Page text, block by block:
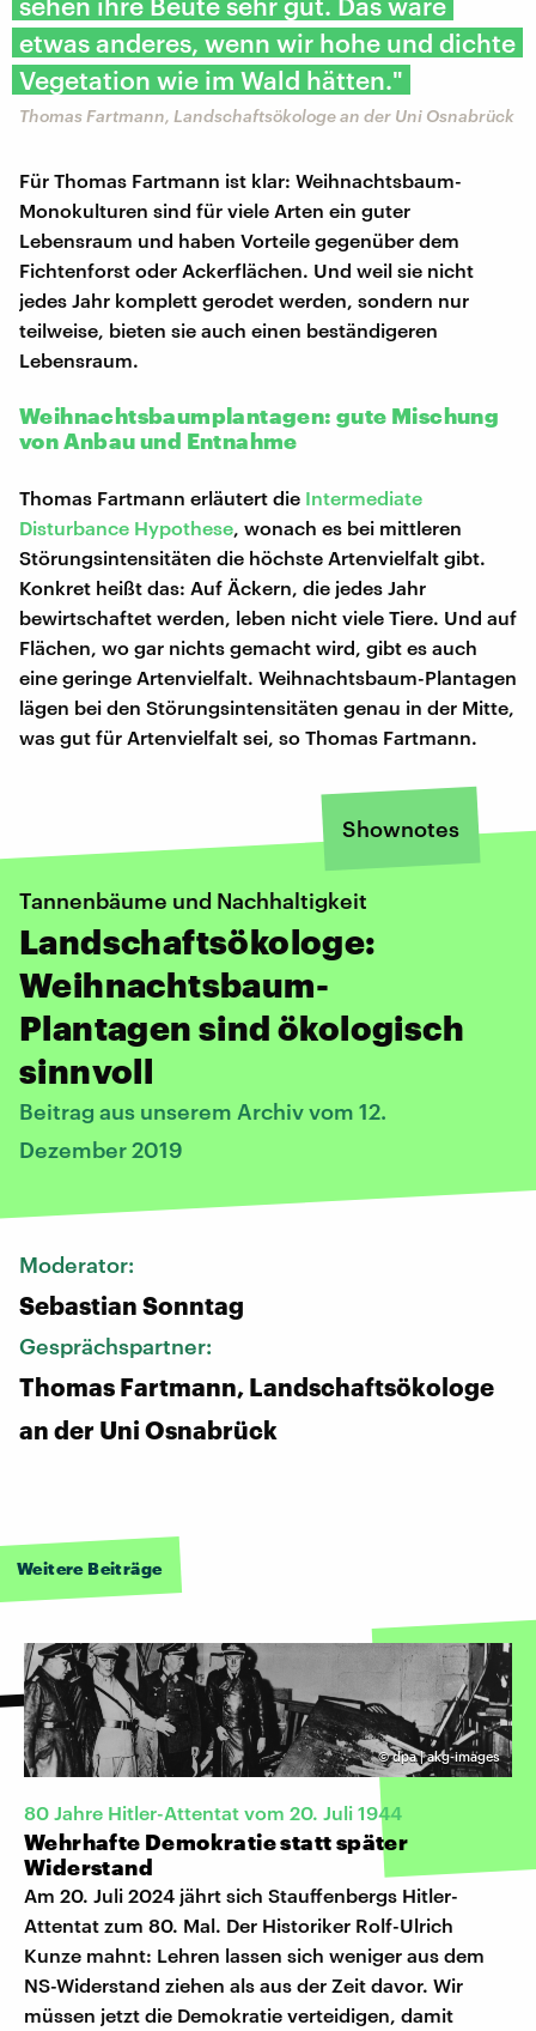
etwas anderes, wenn wir hohe und dichte
Vegetation wie im Wald hätten."
Thomas Fartmann, Landschaftsökologe an der Uni Osnabrück
Für Thomas Fartmann ist klar: Weihnachtsbaum-
Monokulturen sind für viele Arten ein guter
Lebensraum und haben Vorteile gegenüber dem
Fichtenforst oder Ackerflächen. Und weil sie nicht
jedes Jahr komplett gerodet werden, sondern nur
teilweise, bieten sie auch einen beständigeren
Lebensraum.
Weihnachtsbaumplantagen: gute Mischung
von Anbau und Entnahme
Thomas Fartmann erläutert die Intermediate
Disturbance Hypothese , wonach es bei mittleren
Störungsintensitäten die höchste Artenvielfalt gibt.
Konkret heißt das: Auf Äckern, die jedes Jahr
bewirtschaftet werden, leben nicht viele Tiere. Und auf
Flächen, wo gar nichts gemacht wird, gibt es auch
eine geringe Artenvielfalt. Weihnachtsbaum-Plantagen
lägen bei den Störungsintensitäten genau in der Mitte,
was gut für Artenvielfalt sei, so Thomas Fartmann.
Shownotes
Tannenbäume und Nachhaltigkeit
Landschaftsökologe:
Weihnachtsbaum-
Plantagen sind ökologisch
sinnvoll
Beitrag aus unserem Archiv vom 12.
Dezember 2019
Moderator:
Sebastian Sonntag
Gesprächspartner:
Thomas Fartmann, Landschaftsökologe
an der Uni Osnabrück
Weitere Beiträge
©dpa | akg-images
80 Jahre Hitler-Attentat vom 20. Juli 1944
Wehrhafte Demokratie statt später
Widerstand
Am 20. Juli 2024 jährt sich Stauffenbergs Hitler-
Attentat zum 80. Mal. Der Historiker Rolf-Ulrich
Kunze mahnt: Lehren lassen sich weniger aus dem
NS-Widerstand ziehen als aus der Zeit davor. Wir
müssen jetzt die Demokratie verteidigen, damit